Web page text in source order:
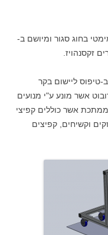
בחוג סגור ומיושם ב-
טיפוס ליישום בקר
אשר מונע ע"י מנועים
אשר כוללים קפיצי
וקשיחים, קפיצים